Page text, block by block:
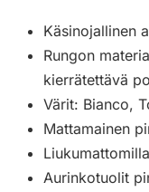
Käsinojallinen
Rungon
kierrätettävä
Värit: Bianco,
Mattamainen
Aurinkotuolit